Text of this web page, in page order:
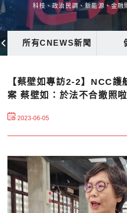
科技、政治民調、新能源、金融
所有CNEWS新聞
【蔡壁如專訪2-2】NCC護
案 蔡壁如：於法不合撤照啦
2023-06-05